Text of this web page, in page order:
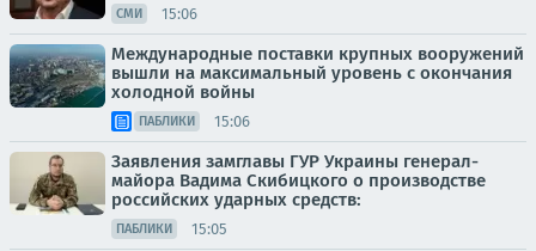
СМИ 15:06
Международные поставки крупных вооружений
вышли на максимальный уровень с окончания
холодной войны
ПАБЛИКИ 15:06
Заявления замглавы ГУР Украины генерал-
майора Вадима Скибицкого о производстве
российских ударных средств:
ПАБЛИКИ 15:05